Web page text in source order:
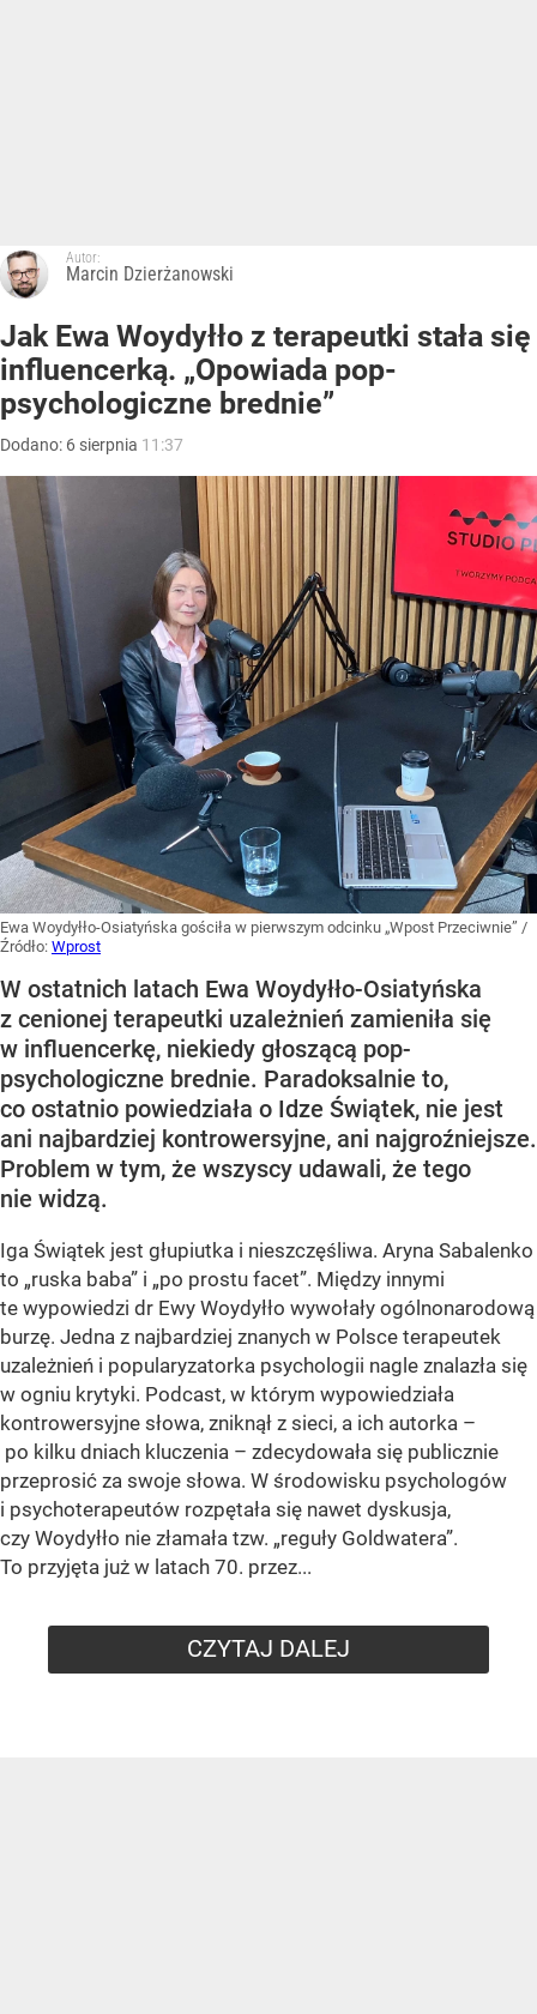
Autor:
Marcin Dzierżanowski
Jak Ewa Woydyłło z terapeutki stała się
influencerką. „Opowiada pop-
psychologiczne brednie”
Dodano: 6 sierpnia 11:37
Ewa Woydyłło-Osiatyńska gościła w pierwszym odcinku „Wpost Przeciwnie” /
Źródło: Wprost
W ostatnich latach Ewa Woydyłło-Osiatyńska
z cenionej terapeutki uzależnień zamieniła się
w influencerkę, niekiedy głoszącą pop-
psychologiczne brednie. Paradoksalnie to,
co ostatnio powiedziała o Idze Świątek, nie jest
ani najbardziej kontrowersyjne, ani najgroźniejsze.
Problem w tym, że wszyscy udawali, że tego
nie widzą.
Iga Świątek jest głupiutka i nieszczęśliwa. Aryna Sabalenko
to „ruska baba” i „po prostu facet”. Między innymi
te wypowiedzi dr Ewy Woydyłło wywołały ogólnonarodową
burzę. Jedna z najbardziej znanych w Polsce terapeutek
uzależnień i popularyzatorka psychologii nagle znalazła się
w ogniu krytyki. Podcast, w którym wypowiedziała
kontrowersyjne słowa, zniknął z sieci, a ich autorka –
po kilku dniach kluczenia – zdecydowała się publicznie
przeprosić za swoje słowa. W środowisku psychologów
i psychoterapeutów rozpętała się nawet dyskusja,
czy Woydyłło nie złamała tzw. „reguły Goldwatera”.
To przyjęta już w latach 70. przez...
CZYTAJ DALEJ